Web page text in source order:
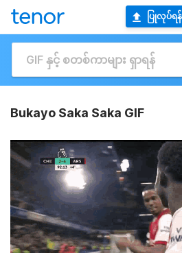
ပြုလုပ်ရန်
Bukayo Saka Saka GIF